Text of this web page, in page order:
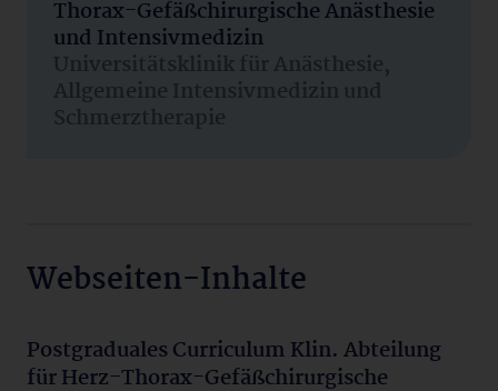
Thorax-Gefäßchirurgische Anästhesie
und Intensivmedizin
Universitätsklinik für Anästhesie,
Allgemeine Intensivmedizin und
Schmerztherapie
Webseiten-Inhalte
Postgraduales Curriculum Klin. Abteilung
für Herz-Thorax-Gefäßchirurgische